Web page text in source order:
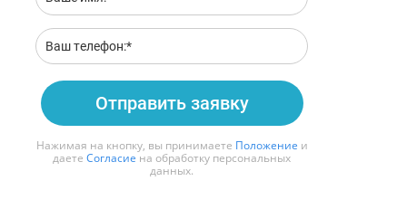
Отправить заявку
Нажимая на кнопку, вы принимаете Положение и
даете Согласие на обработку персональных
данных.